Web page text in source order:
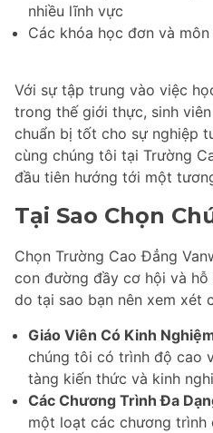
nhiều lĩnh vực
Các khóa học đơn và
Với sự tập trung vào việc
trong thế giới thực, sinh
chuẩn bị tốt cho sự nghiệp
cùng chúng tôi tại Trường
đầu tiên hướng tới một
Tại Sao Chọn
Chọn Trường Cao Đẳng
con đường đầy cơ hội và
do tại sao bạn nên xem xét
Giáo Viên Có Kinh
chúng tôi có trình độ cao
tàng kiến thức và kinh
Các Chương Trình Đa
một loạt các chương